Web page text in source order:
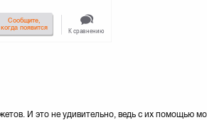
Сообщите,
когда появится
К сравнению
И это не удивительно, ведь с их помощью